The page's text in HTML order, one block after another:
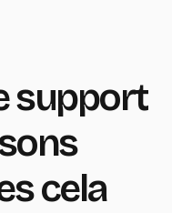
support
cela